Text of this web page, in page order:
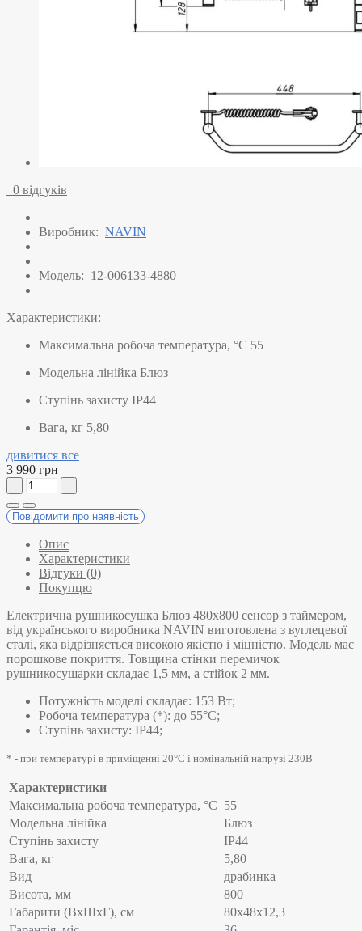
0 відгуків
Виробник: NAVIN
Модель: 12-006133-4880
Характеристики:
Максимальна робоча температура, °C 55
Модельна лінійка Блюз
Ступінь захисту IP44
Вага, кг 5,80
дивитися все
3 990 грн
Повідомити про наявність
Опис
Характеристики
Відгуки (0)
Покупцю
Електрична рушникосушка Блюз 480х800 сенсор з таймером,
від українського виробника NAVIN виготовлена з вуглецевої
сталі, яка відрізняється високою якістю і міцністю. Модель має
порошкове покриття. Товщина стінки перемичок
рушникосушарки складає 1,5 мм, а стійок 2 мм.
Потужність моделі складає: 153 Вт;
Робоча температура (*): до 55°C;
Ступінь захисту: IP44;
* - при температурі в приміщенні 20°С і номінальній напрузі 230В
Характеристики
Максимальна робоча температура, °C 55
Модельна лінійка
Блюз
Ступінь захисту
IP44
Вага, кг
5,80
Вид
драбинка
Висота, мм
800
Габарити (ВхШхГ), см
80x48x12,3